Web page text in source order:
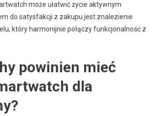
może ułatwić życie aktywnym
do satysfakcji z zakupu jest znalezienie
który harmonijnie połączy funkcjonalność z
powinien mieć
dla